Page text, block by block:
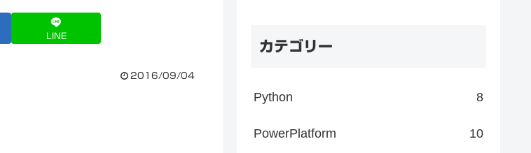
LINE
2016/09/04
カテゴリー
Python 8
PowerPlatform 10